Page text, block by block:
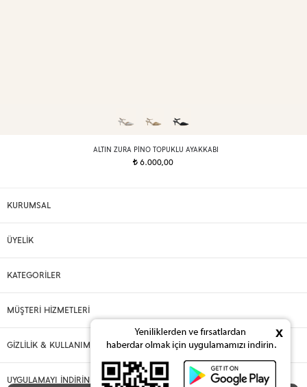
ALTIN ZURA PINO TOPUKLU AYAKKABI
t6.000,00
KURUMSAL
ÜYELİK
KATEGORİLER
MÜŞTERİ HİZMETLERİ
GİZLİLİK & KULLANIM
UYGULAMAYI İNDİRİN
x